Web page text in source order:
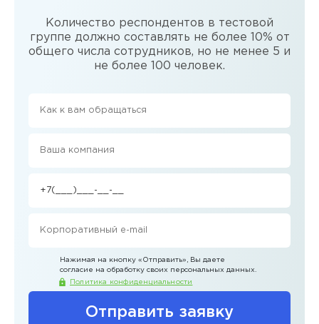
Количество респондентов в тестовой
группе должно составлять не более 10% от
общего числа сотрудников, но не менее 5 и
не более 100 человек.
Отправить заявку
Нажимая на кнопку «Отправить»
, Вы даете
согласие на обработку своих персональных данных.
Политика конфиденциальности